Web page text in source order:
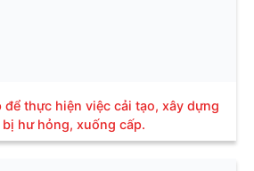
để thực hiện việc cải tạo, xây dựng
hư hỏng, xuống cấp.